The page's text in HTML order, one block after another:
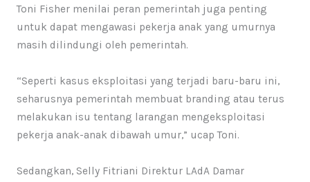
Toni Fisher menilai peran pemerintah juga penting
untuk dapat mengawasi pekerja anak yang umurnya
masih dilindungi oleh pemerintah.
“Seperti kasus eksploitasi yang terjadi baru-baru ini,
seharusnya pemerintah membuat branding atau terus
melakukan isu tentang larangan mengeksploitasi
pekerja anak-anak dibawah umur,” ucap Toni.
Sedangkan, Selly Fitriani Direktur LAdA Damar